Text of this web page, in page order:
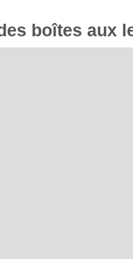
boîtes aux